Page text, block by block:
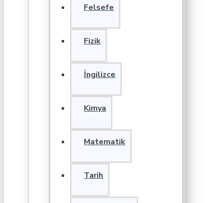
Felsefe
Fizik
İngilizce
Kimya
Matematik
Tarih